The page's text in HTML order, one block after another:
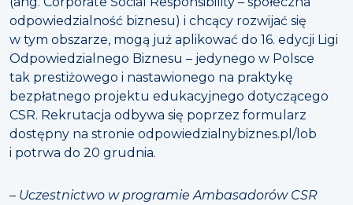
odpowiedzialność biznesu) i chcący rozwijać się
w tym obszarze, mogą już aplikować do 16. edycji Ligi
Odpowiedzialnego Biznesu – jedynego w Polsce
tak prestiżowego i nastawionego na praktykę
bezpłatnego projektu edukacyjnego dotyczącego
CSR. Rekrutacja odbywa się poprzez formularz
dostępny na stronie odpowiedzialnybiznes.pl/lob
i potrwa do 20 grudnia.
– Uczestnictwo w programie Ambasadorów CSR